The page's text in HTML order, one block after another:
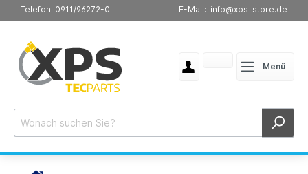
Telefon: 0911/96272-0 E-Mail: info@xps-store.de
Menü